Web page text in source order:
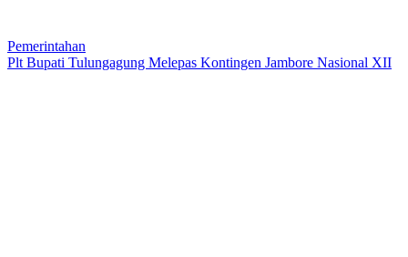
Pemerintahan
Plt Bupati Tulungagung Melepas Kontingen Jambore Nasional XII